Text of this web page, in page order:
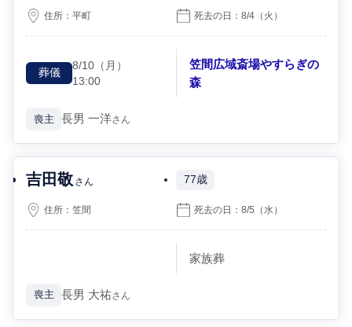
住所：平町 死去の日：8/4 （火）
葬儀
8/10 （月）
13:00
笠間広域斎場やすらぎの
森
喪主 長男 一洋さん
吉田敬 さん 77歳
住所：笠間 死去の日：8/5 （水）
家族葬
喪主 長男 大祐さん